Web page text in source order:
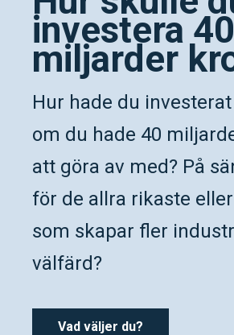
investera 40
miljarder
Hur hade du
om du hade 40
att göra av med? På
för de allra rikaste
som skapar fler
välfärd?
Vad väljer du?